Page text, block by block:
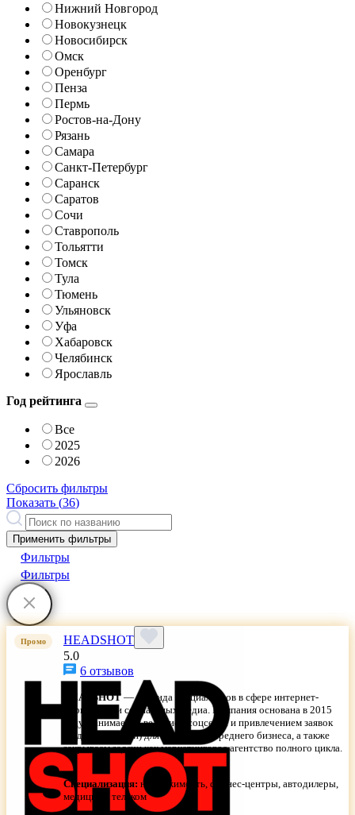
Нижний Новгород
Новокузнецк
Новосибирск
Омск
Оренбург
Пенза
Пермь
Ростов-на-Дону
Рязань
Самара
Санкт-Петербург
Саранск
Саратов
Сочи
Ставрополь
Тольятти
Томск
Тула
Тюмень
Ульяновск
Уфа
Хабаровск
Челябинск
Ярославль
Год рейтинга
Все
2025
2026
Сбросить фильтры
Показать (36)
Применить фильтры
Фильтры
Фильтры
Промо
HEADSHOT
5.0
6 отзывов
HEADSHOT — команда специалистов в сфере интернет-
маркетинга и социальных медиа. Компания основана в 2015
году. Занимаемся ведением соцсетей и привлечением заявок
(лидогенерацией) для крупного и среднего бизнеса, а также
закрываем задачи как маркетинговое агентство полного цикла.
Специализация: недвижимость, фитнес-центры, автодилеры,
медицина, телеком